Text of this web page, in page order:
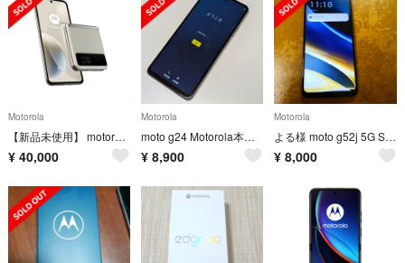
Motorola
【新品未使用】 motorola razr 40 8GB/256GB
¥ 40,000
Motorola
moto g24 Motorola本体中古品
¥ 8,900
Motorola
よる様 moto g52j 5G SIMフリー 画面割れなし 残債なし
¥ 8,000